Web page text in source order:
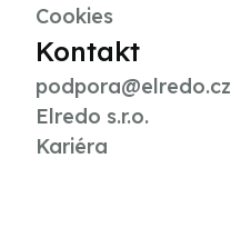
Cookies
Kontakt
podpora@elredo.cz
Elredo s.r.o.
Kariéra